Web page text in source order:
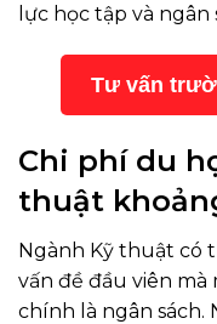
lực học tập và ngân
Tư vấn
Chi phí du
thuật
Ngành Kỹ thuật có
vấn đề đầu viên mà
chính là ngân sách.